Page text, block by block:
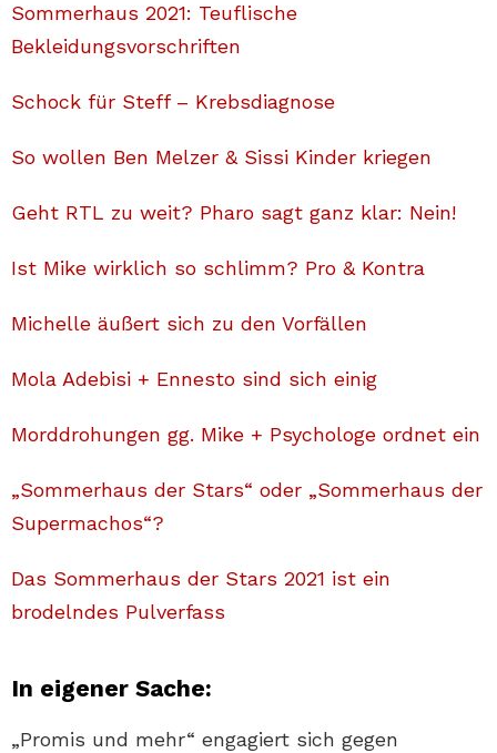
Sommerhaus 2021: Teuflische
Bekleidungsvorschriften
Schock für Steff – Krebsdiagnose
So wollen Ben Melzer & Sissi Kinder kriegen
Geht RTL zu weit? Pharo sagt ganz klar: Nein!
Ist Mike wirklich so schlimm? Pro & Kontra
Michelle äußert sich zu den Vorfällen
Mola Adebisi + Ennesto sind sich einig
Morddrohungen gg. Mike + Psychologe ordnet ein
„Sommerhaus der Stars“ oder „Sommerhaus der
Supermachos“?
Das Sommerhaus der Stars 2021 ist ein
brodelndes Pulverfass
In eigener Sache:
„Promis und mehr“ engagiert sich gegen